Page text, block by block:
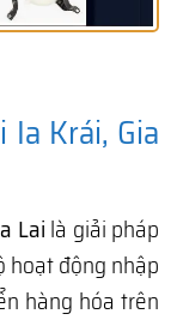
Krái, Gia
Lai là giải pháp
hoạt động nhập
hàng hóa trên